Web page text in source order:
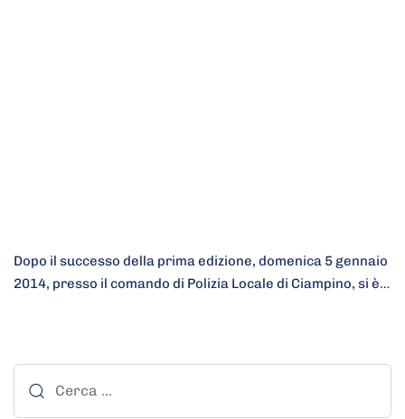
Dopo il successo della prima edizione, domenica 5 gennaio
2014, presso il comando di Polizia Locale di Ciampino, si è…